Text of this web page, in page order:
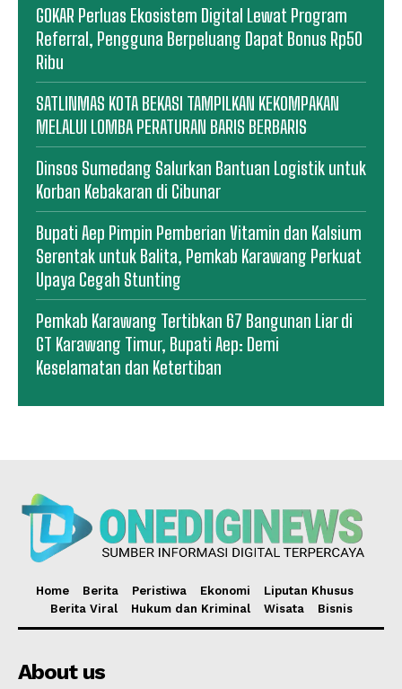
GOKAR Perluas Ekosistem Digital Lewat Program
Referral, Pengguna Berpeluang Dapat Bonus Rp50
Ribu
SATLINMAS KOTA BEKASI TAMPILKAN KEKOMPAKAN
MELALUI LOMBA PERATURAN BARIS BERBARIS
Dinsos Sumedang Salurkan Bantuan Logistik untuk
Korban Kebakaran di Cibunar
Bupati Aep Pimpin Pemberian Vitamin dan Kalsium
Serentak untuk Balita, Pemkab Karawang Perkuat
Upaya Cegah Stunting
Pemkab Karawang Tertibkan 67 Bangunan Liar di
GT Karawang Timur, Bupati Aep: Demi
Keselamatan dan Ketertiban
Home Berita Peristiwa Ekonomi
Liputan Khusus
Berita Viral
Hukum dan Kriminal Wisata Bisnis
About us